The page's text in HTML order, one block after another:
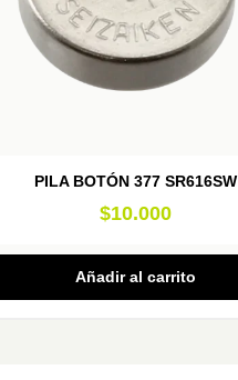
PILA BOTÓN 377 SR616SW
$10.000
Añadir al carrito